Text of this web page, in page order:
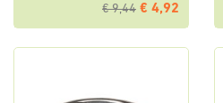
€ 9,44 € 4,92